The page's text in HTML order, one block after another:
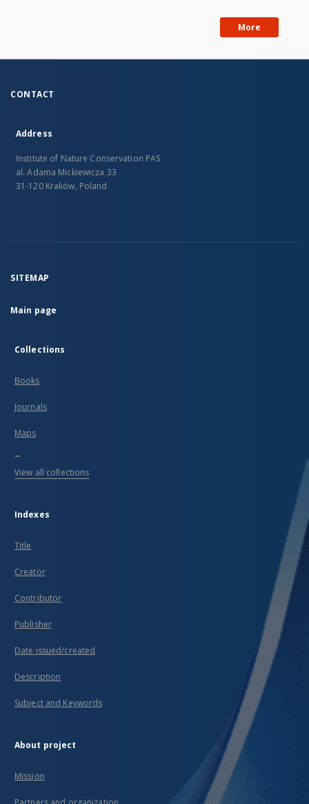
More
CONTACT
Address
Institute of Nature Conservation PAS
al. Adama Mickiewicza 33
31-120 Kraków, Poland
SITEMAP
Main page
Collections
Books
Journals
Maps
...
View all collections
Indexes
Title
Creator
Contributor
Publisher
Date issued/created
Description
Subject and Keywords
About project
Mission